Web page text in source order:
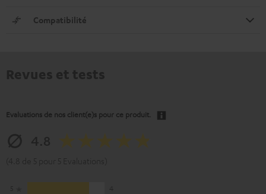
Compatibilité
Evaluations de nos client(e)s pour ce produit.